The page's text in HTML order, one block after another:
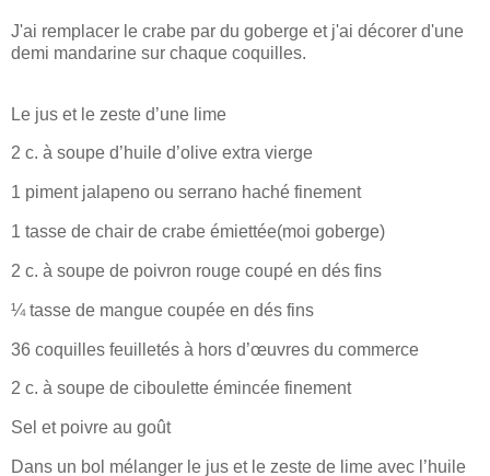
J'ai remplacer le crabe par du goberge et j'ai décorer d'une
demi mandarine sur chaque coquilles.
Le jus et le zeste d’une lime
2 c. à soupe d’huile d’olive extra vierge
1 piment jalapeno ou serrano haché finement
1 tasse de chair de crabe émiettée(moi goberge)
2 c. à soupe de poivron rouge coupé en dés fins
¼ tasse de mangue coupée en dés fins
36 coquilles feuilletés à hors d’œuvres du commerce
2 c. à soupe de ciboulette émincée finement
Sel et poivre au goût
Dans un bol mélanger le jus et le zeste de lime avec l’huile